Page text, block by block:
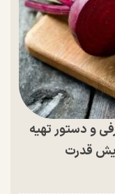
و دستور تهیه
قدرت